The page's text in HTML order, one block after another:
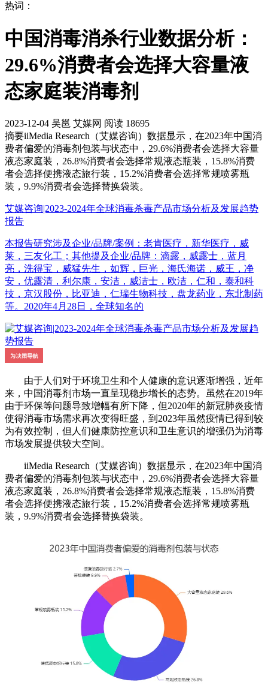
热词：
中国消毒消杀行业数据分析：
29.6%消费者会选择大容量液
态家庭装消毒剂
2023-12-04 吴邕 艾媒网 阅读 18695
摘要iiMedia Research（艾媒咨询）数据显示，在2023年中国消
费者偏爱的消毒剂包装与状态中，29.6%消费者会选择大容量
液态家庭装，26.8%消费者会选择常规液态瓶装，15.8%消费
者会选择便携液态旅行装，15.2%消费者会选择常规喷雾瓶
装，9.9%消费者会选择替换袋装。
艾媒咨询|2023-2024年全球消毒杀毒产品市场分析及发展趋势
报告
本报告研究涉及企业/品牌/案例：老肯医疗，新华医疗，威
莱，三友化工；其他提及企业/品牌：滴露，威露士，蓝月
亮，洗得宝，威猛先生，如辉，巨光，海氏海诺，威王，净
安，优露清，利尔康，安洁，威洁士，欧洁，仁和，泰和科
技，京汉股份，比亚迪，仁瑞生物科技，盘龙药业，东北制药
等。2020年4月28日，全球知名的
由于人们对于环境卫生和个人健康的意识逐渐增强，近年
来，中国消毒剂市场一直呈现稳步增长的态势。虽然在2019年
由于环保等问题导致增幅有所下降，但2020年的新冠肺炎疫情
使得消毒市场需求再次变得旺盛，到2023年虽然疫情已得到较
为有效控制，但人们健康防控意识和卫生意识的增强仍为消毒
市场发展提供较大空间。
iiMedia Research（艾媒咨询）数据显示，在2023年中国消
费者偏爱的消毒剂包装与状态中，29.6%消费者会选择大容量
液态家庭装，26.8%消费者会选择常规液态瓶装，15.8%消费
者会选择便携液态旅行装，15.2%消费者会选择常规喷雾瓶
装，9.9%消费者会选择替换袋装。